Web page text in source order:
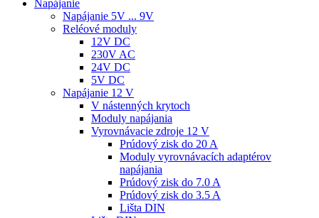
Napájanie
Napájanie 5V ... 9V
Reléové moduly
12V DC
230V AC
24V DC
5V DC
Napájanie 12 V
V nástenných krytoch
Moduly napájania
Vyrovnávacie zdroje 12 V
Prúdový zisk do 20 A
Moduly vyrovnávacích adaptérov
napájania
Prúdový zisk do 7.0 A
Prúdový zisk do 3.5 A
Lišta DIN